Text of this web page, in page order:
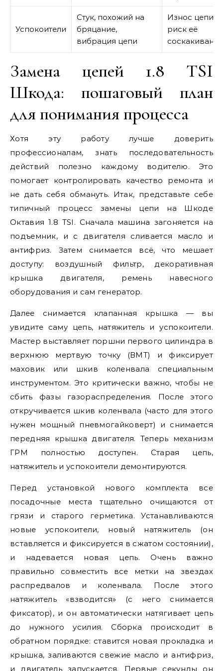
Успокоители
Стук, похожий на
бряцание,
вибрация цепи
Износ цепи,
риск её
соскакивания
Замена цепей 1.8 TSI
Шкода: пошаговый план
для понимания процесса
Хотя эту работу лучше доверить
профессионалам, знать последовательность
действий полезно каждому водителю. Это
помогает контролировать качество ремонта и
не дать себя обмануть. Итак, представьте себе
типичный процесс замены цепи на Шкоде
Октавия 1.8 TSI. Сначала машина загоняется на
подъемник, и с двигателя сливается масло и
антифриз. Затем снимается всё, что мешает
доступу: воздушный фильтр, декоративная
крышка двигателя, ремень навесного
оборудования и сам генератор.
Далее снимается клапанная крышка — вы
увидите саму цепь, натяжитель и успокоители.
Мастер выставляет поршни первого цилиндра в
верхнюю мертвую точку (ВМТ) и фиксирует
маховик или шкив коленвала специальным
инструментом. Это критически важно, чтобы не
сбить фазы газораспределения. После этого
откручивается шкив коленвала (часто для этого
нужен мощный пневмогайковерт) и снимается
передняя крышка двигателя. Теперь механизм
ГРМ полностью доступен. Старая цепь,
натяжитель и успокоители демонтируются.
Перед установкой нового комплекта все
посадочные места тщательно очищаются от
грязи и старого герметика. Устанавливаются
новые успокоители, новый натяжитель (он
вставляется и фиксируется в сжатом состоянии),
и надевается новая цепь. Очень важно
правильно совместить все метки на звездах
распредвалов и коленвала. После этого
натяжитель «взводится» (с него снимается
фиксатор), и он автоматически натягивает цепь
до нужного усилия. Сборка происходит в
обратном порядке: ставится новая прокладка и
крышка, заливаются свежие масло и антифриз,
и двигатель запускается. Первые секунды он